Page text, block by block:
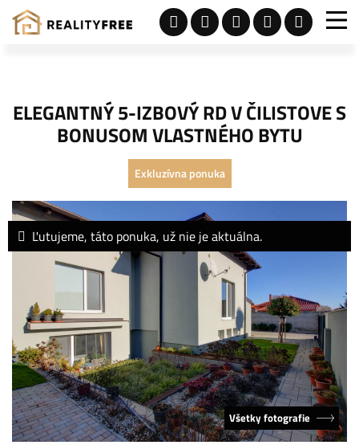
ELEGANTNÝ 5-IZBOVÝ RD V ČILISTOVE S
BONUSOM VLASTNÉHO BYTU
Exkluzívna ponuka
Ľutujeme, táto ponuka, už nie je aktuálna.
Všetky fotografie